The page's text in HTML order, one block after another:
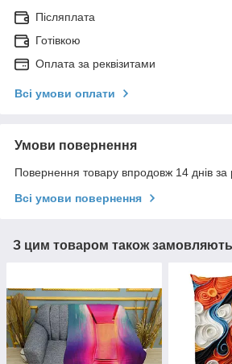
Післяплата
Готівкою
Оплата за реквізитами
Всі умови оплати
Умови повернення
Повернення товару впродовж 14 днів за
Всі умови повернення
З цим товаром також замовляють